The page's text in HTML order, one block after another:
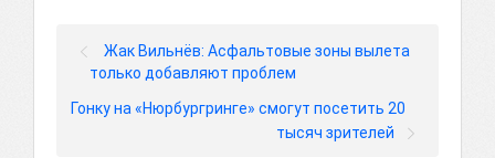
Жак Вильнёв: Асфальтовые зоны вылета
только добавляют проблем
Гонку на «Нюрбургринге» смогут посетить 20
тысяч зрителей